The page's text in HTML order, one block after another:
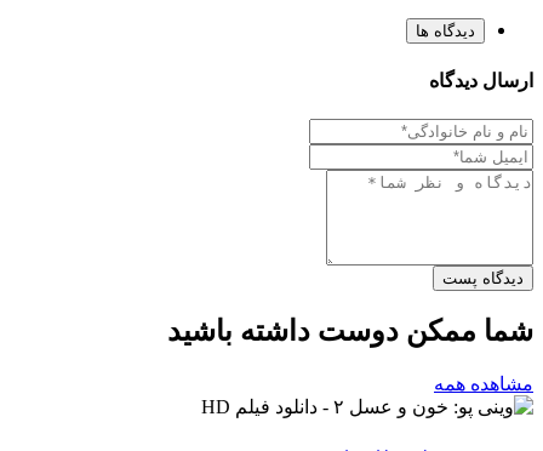
دیدگاه ها
ارسال دیدگاه
دیدگاه پست
شما ممکن دوست داشته باشید
مشاهده همه